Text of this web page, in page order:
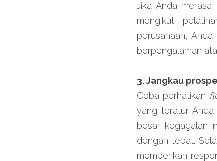
Jika Anda
mengikuti
perusahaan,
berpengalaman
3. Jangkau
Coba perhatikan
yang teratur Anda
besar kegagalan
dengan tepat.
memberikan